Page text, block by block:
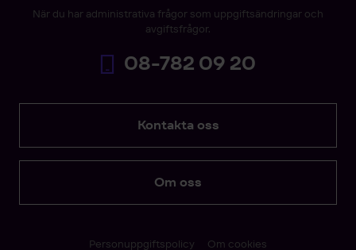
När du har administrativa frågor som uppgiftsändringar och
avgiftsfrågor.
08-782 09 20
Kontakta oss
Om oss
Personuppgiftspolicy Om cookies